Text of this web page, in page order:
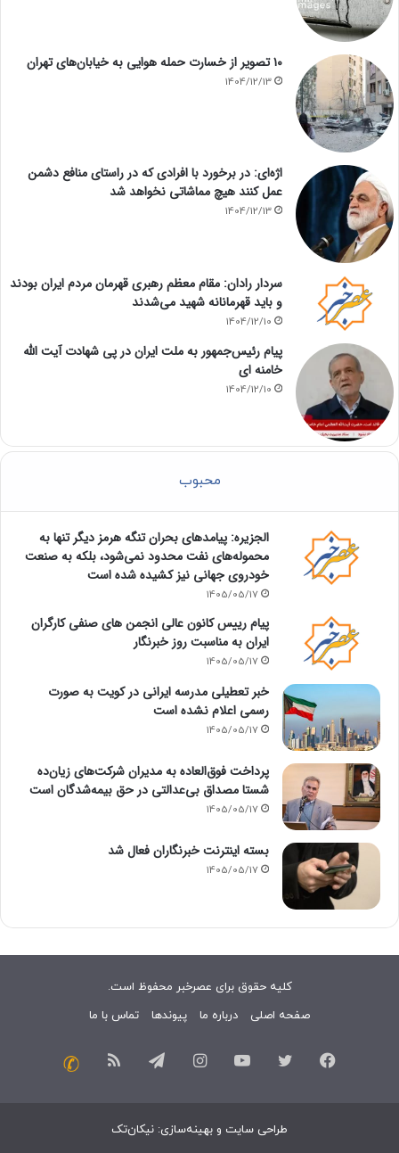
۱۰ تصویر از خسارت حمله هوایی به خیابان‌های تهران
1404/12/13
اژه‌ای: در برخورد با افرادی که در راستای منافع دشمن
عمل کنند هیچ مماشاتی نخواهد شد
1404/12/13
سردار رادان: مقام معظم رهبری قهرمان مردم ایران بودند
و باید قهرمانانه شهید می‌شدند
1404/12/10
پیام رئیس‌جمهور به ملت ایران در پی شهادت آیت الله
خامنه ای
1404/12/10
محبوب
الجزیره: پیامدهای بحران تنگه هرمز دیگر تنها به
محموله‌های نفت محدود نمی‌شود، بلکه به صنعت
خودروی جهانی نیز کشیده شده است
1405/05/17
پیام رییس کانون عالی انجمن های صنفی کارگران
ایران به مناسبت روز خبرنگار
1405/05/17
خبر تعطیلی مدرسه ایرانی در کویت به صورت
رسمی اعلام نشده است
1405/05/17
پرداخت فوق‌العاده به مدیران شرکت‌های زیان‌ده
شستا مصداق بی‌عدالتی در حق بیمه‌شدگان است
1405/05/17
بسته اینترنت خبرنگاران فعال شد
1405/05/17
کلیه حقوق برای عصرخبر محفوظ است.
صفحه اصلی
درباره ما پیوندها تماس با ما
فیسبوک توییتر یوتیوب اینستاگرامتلگرام خوراک
طراحی سایت و بهینه‌سازی: نیکان‌تک